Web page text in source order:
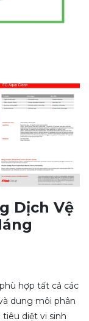
Dịch Vệ
hợp tất cả các
dung môi phân
diệt vi sinh